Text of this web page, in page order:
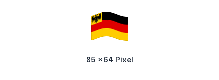
85 x64 Pixel